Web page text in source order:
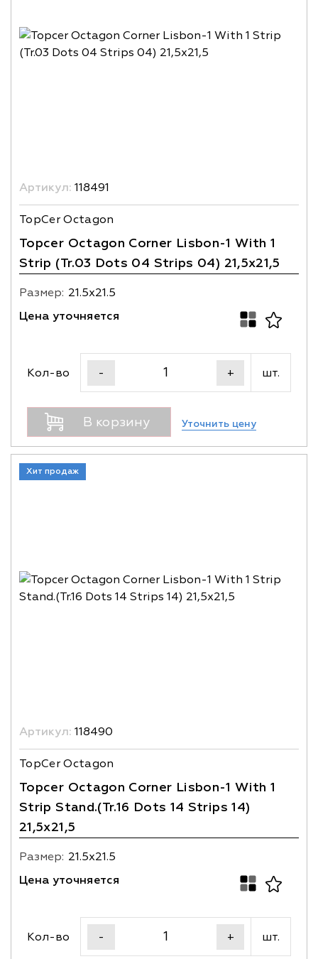
Артикул: 118491
TopCer Octagon
Topcer Octagon Corner Lisbon-1 With 1
Strip (Tr.03 Dots 04 Strips 04) 21,5x21,5
Размер: 21.5х21.5
Цена уточняется
Кол-во - + шт.
В корзину Уточнить цену
Хит продаж
Артикул: 118490
TopCer Octagon
Topcer Octagon Corner Lisbon-1 With 1
Strip Stand.(Tr.16 Dots 14 Strips 14)
21,5x21,5
Размер: 21.5х21.5
Цена уточняется
Кол-во - + шт.